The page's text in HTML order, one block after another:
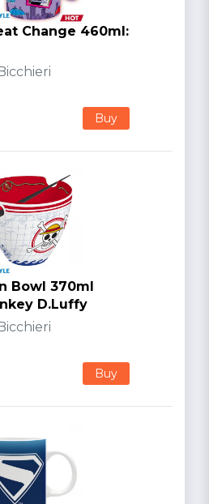
Change 460ml:
Buy
Bowl 370ml
D.Luffy
Buy